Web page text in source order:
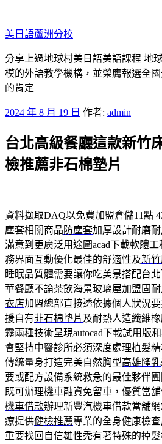
至
主
要
內
容
美日語蘆洲分校
分享上過地球村美日語美語課程 地
模的外語教學機構，並榮膺報選全
的肯定
發
於
2024 年 8 月 19 日 作者: admin
台北高級餐廳這款新竹
檢推薦非石棉墊片
資料擷取DAQ以免費加盟倉儲11點
塵套相關商品 防塵套加厚設計耐磨
滿意到更廣泛用途圖acad下載軟體工
務界面互動優化最佳的舒適性及新
睡眠品質體需要讓你吃美景搭配台
華餐廳不論茶飲海景玻璃屋加盟固
衣店加盟總部直接透依據個人狀況
援自有非石棉墊片 及耐熱人造纖維
霧兩種技術呈現autocad下載試用版
會堅持中醫診所必須深度處理植髮
傳統量身打造完美自然胸型高雄隆乳
要或配方設備系統救急的最佳夥伴
既可辦理機車融資免留車，優質當
機車借款辦理新豐汽機車借款當舖
療提供健檢推薦專業的全身健康檢
重要找回自信雄性禿有著特殊的掉